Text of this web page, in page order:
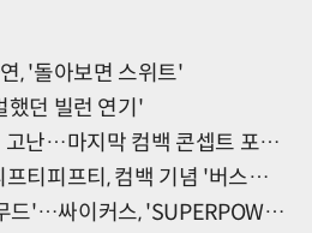
, '돌아보면 스위트'
했던 빌런 연기'
…마지막 컴백 콘셉트 포토 공개
피프티, 컴백 기념 '버스킹' 선언
이커스, 'SUPERPOWER' 기대 폭발